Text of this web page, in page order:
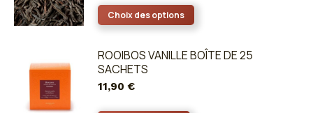
Les
options
être
Choix des options
produit
ROOIBOS VANILLE BOÎTE DE 25
SACHETS
11,90 €